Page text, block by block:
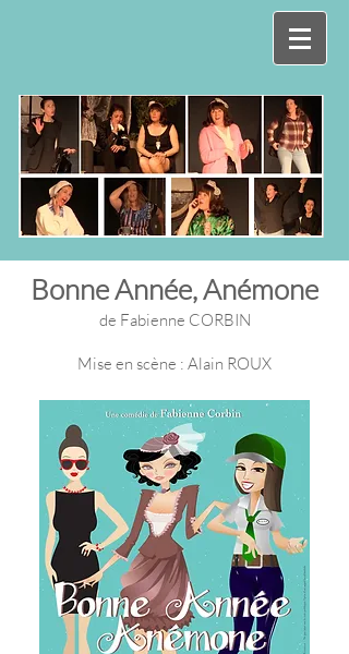
Bonne Année, Anémone
de Fabienne CORBIN
Mise en scène : Alain ROUX